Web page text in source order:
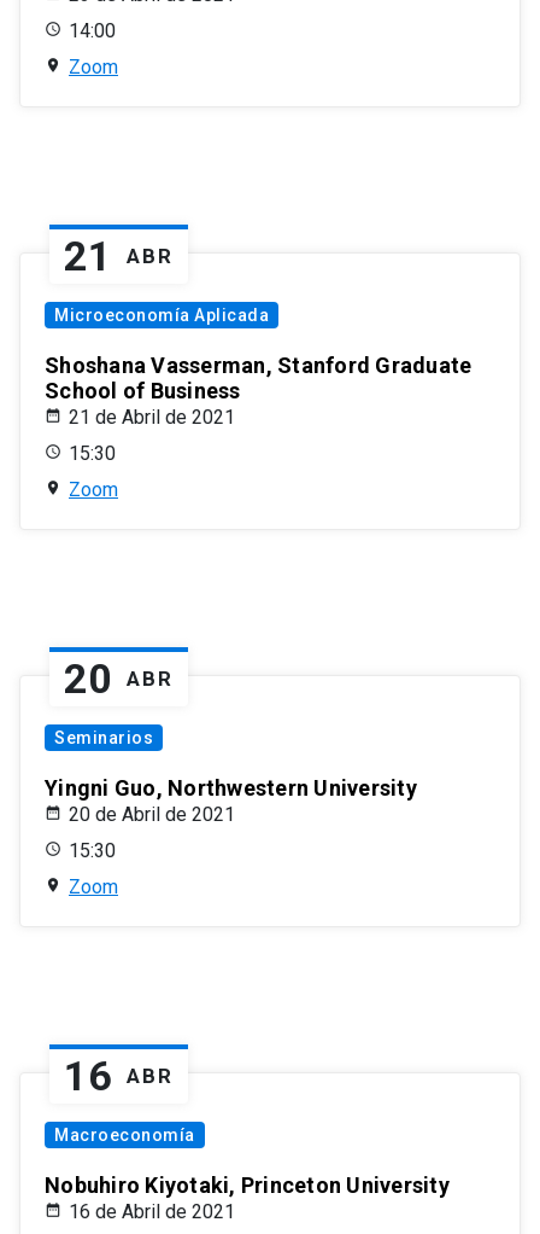
14:00
Zoom
21 ABR
Microeconomía Aplicada
Shoshana Vasserman, Stanford Graduate
School of Business
21 de Abril de 2021
15:30
Zoom
20 ABR
Seminarios
Yingni Guo, Northwestern University
20 de Abril de 2021
15:30
Zoom
16 ABR
Macroeconomía
Nobuhiro Kiyotaki, Princeton University
16 de Abril de 2021